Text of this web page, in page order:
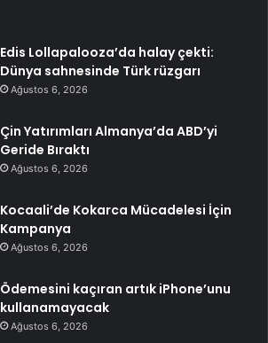
Edis Lollapalooza’da halay çekti:
Dünya sahnesinde Türk rüzgarı
Ağustos 6, 2026
Çin Yatırımları Almanya’da ABD’yi
Geride Bıraktı
Ağustos 6, 2026
Kocaali’de Kokarca Mücadelesi İçin
Kampanya
Ağustos 6, 2026
Ödemesini kaçıran artık iPhone’unu
kullanamayacak
Ağustos 6, 2026